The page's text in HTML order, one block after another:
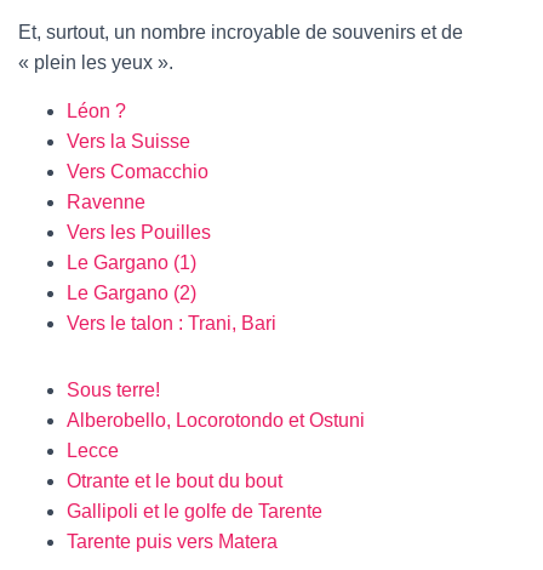
Et, surtout, un nombre incroyable de souvenirs et de
« plein les yeux ».
Léon ?
Vers la Suisse
Vers Comacchio
Ravenne
Vers les Pouilles
Le Gargano (1)
Le Gargano (2)
Vers le talon : Trani, Bari
Sous terre!
Alberobello, Locorotondo et Ostuni
Lecce
Otrante et le bout du bout
Gallipoli et le golfe de Tarente
Tarente puis vers Matera